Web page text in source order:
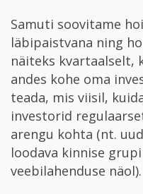
Samuti soovitame
läbipaistvana ning
näiteks kvartaalselt,
andes kohe oma
teada, mis viisil,
investorid
arengu kohta (nt.
loodava kinnise
veebilahenduse näol).